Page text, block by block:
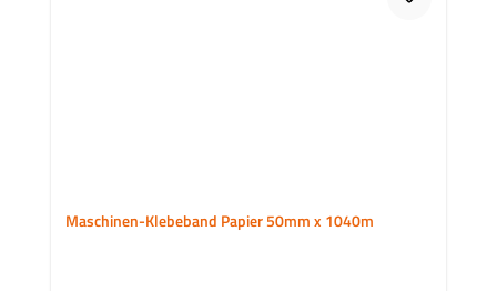
Maschinen-Klebeband Papier 50mm x 1040m